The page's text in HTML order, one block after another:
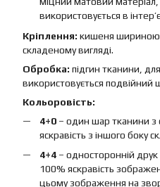
використовується в
Кріплення: кишеня шириною
складеному вигляді.
Обробка: підгин тканини,
використовується подвійний
Кольоровість:
4+0 – один шар тканини з
яскравість з іншого боку
4+4 – односторонній друк
100% яскравість
цьому зображення на